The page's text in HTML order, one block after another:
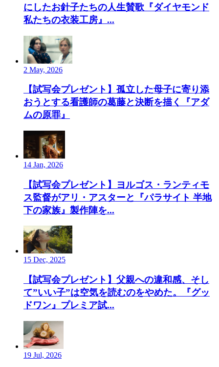
にしたお針子たちの人生賛歌『ダイヤモンド
私たちの衣装工房』...
2 May, 2026
【試写会プレゼント】孤立した母子に寄り添
おうとする看護師の葛藤と決断を描く『アダ
ムの原罪』
14 Jan, 2026
【試写会プレゼント】ヨルゴス・ランティモ
ス監督がアリ・アスターと『パラサイト 半地
下の家族』製作陣を...
15 Dec, 2025
【試写会プレゼント】父親への違和感、そし
て”いい子”は空気を読むのをやめた。『グッ
ドワン』プレミア試...
19 Jul, 2026